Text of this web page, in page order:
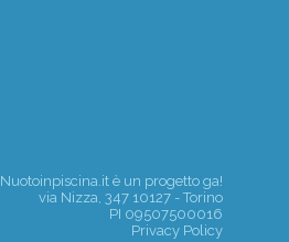
Nuotoinpiscina.it è un progetto ga!
via Nizza, 347 10127 - Torino
PI 09507500016
Privacy Policy